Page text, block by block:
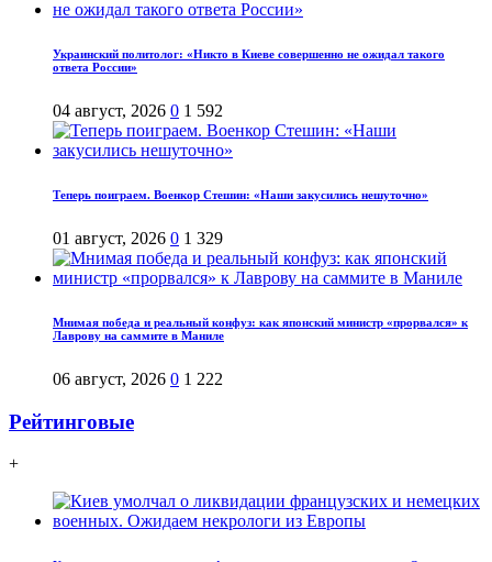
Украинский политолог: «Никто в Киеве совершенно не ожидал такого
ответа России»
04 август, 2026 0 1 592
Теперь поиграем. Военкор Стешин: «Наши закусились нешуточно»
01 август, 2026 0 1 329
Мнимая победа и реальный конфуз: как японский министр «прорвался» к
Лаврову на саммите в Маниле
06 август, 2026 0 1 222
Рейтинговые
+